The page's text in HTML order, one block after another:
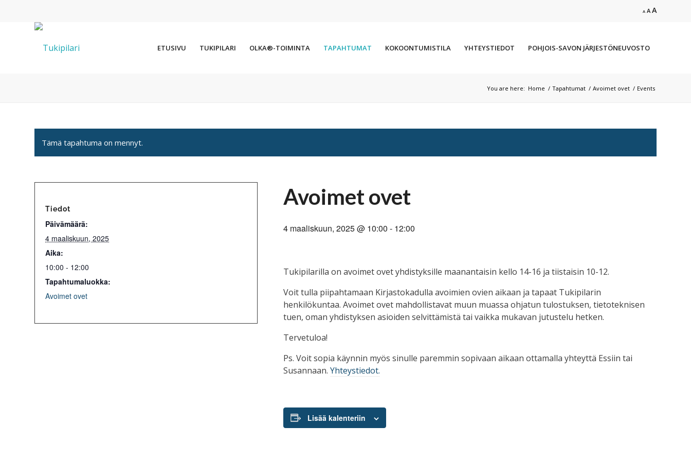
A Decrease
AReset
font
AIncrease
font
ETUSIVU TUKIPILARI OLKA®-TOIMINTA TAPAHTUMAT KOKOONTUMISTILA YHTEYSTIEDOT POHJOIS-SAVON JÄRJESTÖNEUVOSTO
You are here: Home / Tapahtumat / Avoimet ovet / Events
Tämä tapahtuma on mennyt.
Avoimet ovet
4 maaliskuun, 2025 @ 10:00 - 12:00
Tukipilarilla on avoimet ovet yhdistyksille maanantaisin kello 14-16 ja tiistaisin 10-12.
Voit tulla piipahtamaan Kirjastokadulla avoimien ovien aikaan ja tapaat Tukipilarin
henkilökuntaa. Avoimet ovet mahdollistavat muun muassa ohjatun tulostuksen, tietoteknisen
tuen, oman yhdistyksen asioiden selvittämistä tai vaikka mukavan jutustelu hetken.
Tervetuloa!
Ps. Voit sopia käynnin myös sinulle paremmin sopivaan aikaan ottamalla yhteyttä Essiin tai
Susannaan. Yhteystiedot.
Lisää kalenteriin
Tiedot
Päivämäärä:
4 maaliskuun, 2025
Aika:
10:00 - 12:00
Tapahtumaluokka:
Avoimet ovet